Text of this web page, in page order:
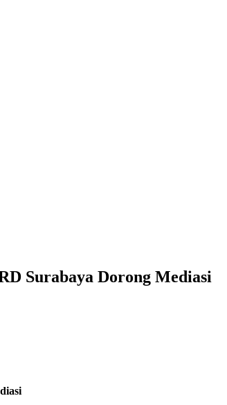
Surabaya Dorong Mediasi